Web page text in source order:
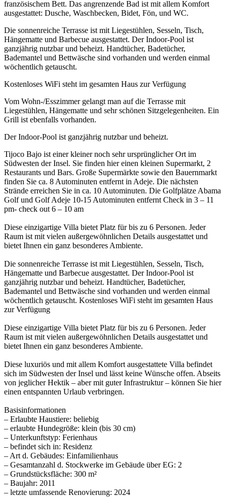
französischem Bett. Das angrenzende Bad ist mit allem Komfort
ausgestattet: Dusche, Waschbecken, Bidet, Fön, und WC.
Die sonnenreiche Terrasse ist mit Liegestühlen, Sesseln, Tisch,
Hängematte und Barbecue ausgestattet. Der Indoor-Pool ist
ganzjährig nutzbar und beheizt. Handtücher, Badetücher,
Bademantel und Bettwäsche sind vorhanden und werden einmal
wöchentlich getauscht.
Kostenloses WiFi steht im gesamten Haus zur Verfügung
Vom Wohn-/Esszimmer gelangt man auf die Terrasse mit
Liegestühlen, Hängematte und sehr schönen Sitzgelegenheiten. Ein
Grill ist ebenfalls vorhanden.
Der Indoor-Pool ist ganzjährig nutzbar und beheizt.
Tijoco Bajo ist einer kleiner noch sehr ursprünglicher Ort im
Südwesten der Insel. Sie finden hier einen kleinen Supermarkt, 2
Restaurants und Bars. Große Supermärkte sowie den Bauernmarkt
finden Sie ca. 8 Autominuten entfernt in Adeje. Die nächsten
Strände erreichen Sie in ca. 10 Autominuten. Die Golfplätze Abama
Golf und Golf Adeje 10-15 Autominuten entfernt Check in 3 – 11
pm- check out 6 – 10 am
Diese einzigartige Villa bietet Platz für bis zu 6 Personen. Jeder
Raum ist mit vielen außergewöhnlichen Details ausgestattet und
bietet Ihnen ein ganz besonderes Ambiente.
Die sonnenreiche Terrasse ist mit Liegestühlen, Sesseln, Tisch,
Hängematte und Barbecue ausgestattet. Der Indoor-Pool ist
ganzjährig nutzbar und beheizt. Handtücher, Badetücher,
Bademantel und Bettwäsche sind vorhanden und werden einmal
wöchentlich getauscht. Kostenloses WiFi steht im gesamten Haus
zur Verfügung
Diese einzigartige Villa bietet Platz für bis zu 6 Personen. Jeder
Raum ist mit vielen außergewöhnlichen Details ausgestattet und
bietet Ihnen ein ganz besonderes Ambiente.
Diese luxuriös und mit allem Komfort ausgestattete Villa befindet
sich im Südwesten der Insel und lässt keine Wünsche offen. Abseits
von jeglicher Hektik – aber mit guter Infrastruktur – können Sie hier
einen entspannten Urlaub verbringen.
Basisinformationen
– Erlaubte Haustiere: beliebig
– erlaubte Hundegröße: klein (bis 30 cm)
– Unterkunftstyp: Ferienhaus
– befindet sich in: Residenz
– Art d. Gebäudes: Einfamilienhaus
– Gesamtanzahl d. Stockwerke im Gebäude über EG: 2
– Grundstücksfläche: 300 m²
– Baujahr: 2011
– letzte umfassende Renovierung: 2024